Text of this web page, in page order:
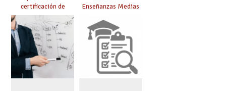
certificación de
competencia
lingüística: publicada
resolución definitiva
Enseñanzas Medias